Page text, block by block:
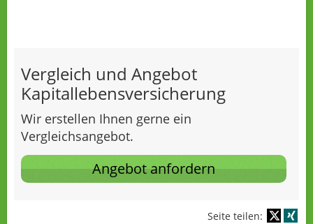
Vergleich und Angebot
Kapitallebensversicherung
Wir erstellen Ihnen gerne ein
Vergleichsangebot.
Angebot anfordern
Seite teilen: